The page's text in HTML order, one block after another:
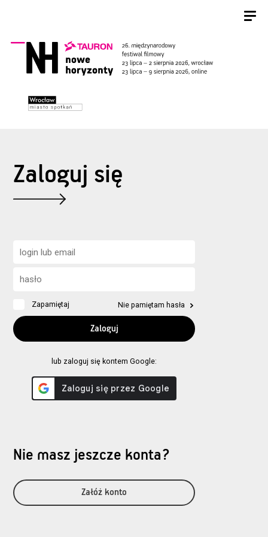
Zaloguj się
Zapamiętaj Nie pamiętam hasła
lub zaloguj się kontem Google:
Nie masz jeszcze konta?
Załóż konto